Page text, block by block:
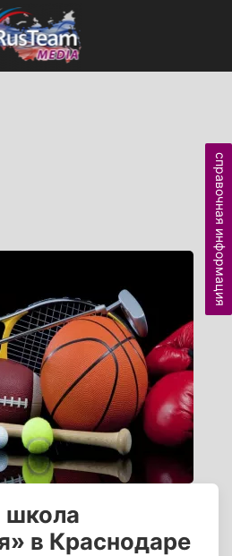
школа
в Краснодаре
справочная информация